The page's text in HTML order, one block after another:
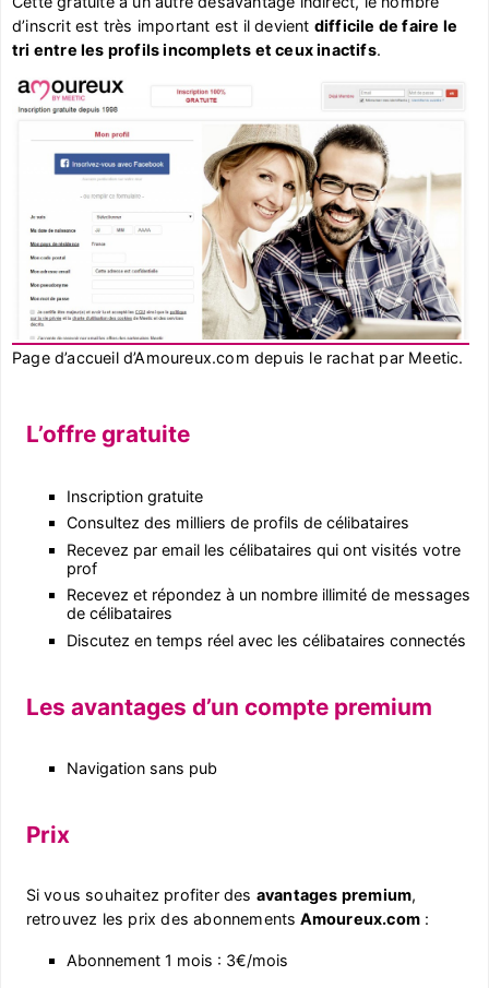
d’inscrit est très important est il devient difficile de faire le
tri entre les profils incomplets et ceux inactifs.
Page d’accueil d’Amoureux.com depuis le rachat par Meetic.
L’offre gratuite
Inscription gratuite
Consultez des milliers de profils de célibataires
Recevez par email les célibataires qui ont visités votre
prof
Recevez et répondez à un nombre illimité de messages
de célibataires
Discutez en temps réel avec les célibataires connectés
Les avantages d’un compte premium
Navigation sans pub
Prix
Si vous souhaitez profiter des avantages premium,
retrouvez les prix des abonnements Amoureux.com:
Abonnement 1 mois : 3€/mois